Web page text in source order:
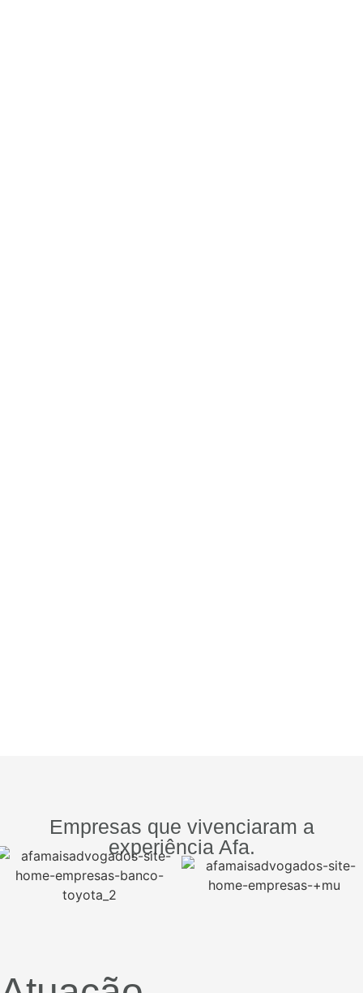
Empresas que vivenciaram a
experiência Afa.